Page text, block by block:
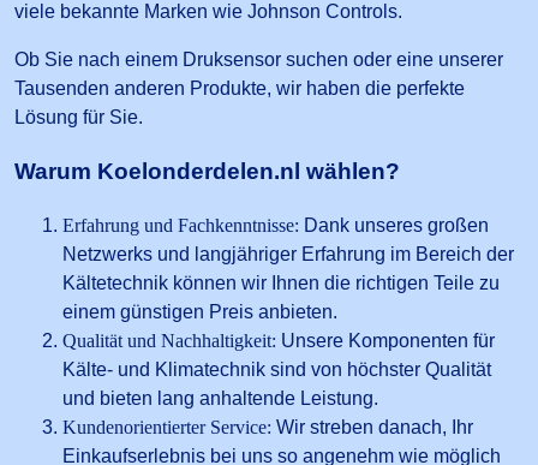
viele bekannte Marken wie Johnson Controls.
Ob Sie nach einem Druksensor suchen oder eine unserer
Tausenden anderen Produkte, wir haben die perfekte
Lösung für Sie.
Warum Koelonderdelen.nl wählen?
Erfahrung und Fachkenntnisse: Dank unseres großen
Netzwerks und langjähriger Erfahrung im Bereich der
Kältetechnik können wir Ihnen die richtigen Teile zu
einem günstigen Preis anbieten.
Qualität und Nachhaltigkeit: Unsere Komponenten für
Kälte- und Klimatechnik sind von höchster Qualität
und bieten lang anhaltende Leistung.
Kundenorientierter Service: Wir streben danach, Ihr
Einkaufserlebnis bei uns so angenehm wie möglich